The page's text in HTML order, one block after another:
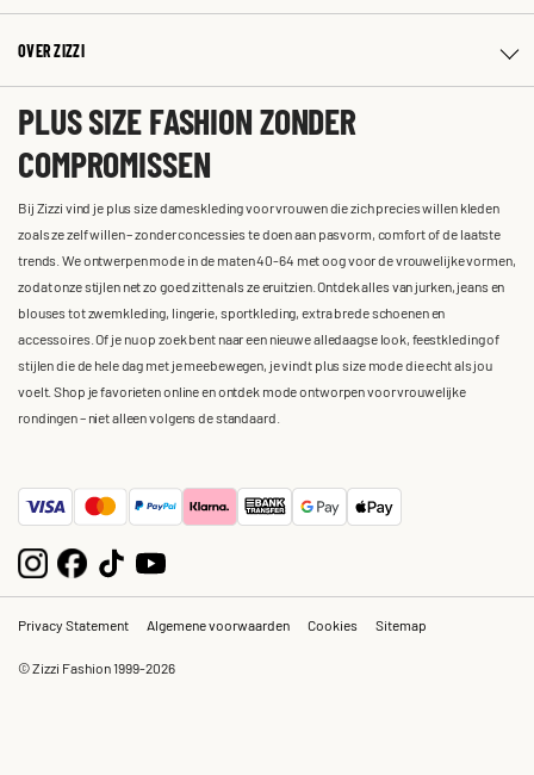
OVER ZIZZI
PLUS SIZE FASHION ZONDER
COMPROMISSEN
Bij Zizzi vind je plus size dameskleding voor vrouwen die zich precies willen kleden
zoals ze zelf willen – zonder concessies te doen aan pasvorm, comfort of de laatste
trends. We ontwerpen mode in de maten 40-64 met oog voor de vrouwelijke vormen,
zodat onze stijlen net zo goed zitten als ze eruitzien. Ontdek alles van jurken, jeans en
blouses tot zwemkleding, lingerie, sportkleding, extra brede schoenen en
accessoires. Of je nu op zoek bent naar een nieuwe alledaagse look, feestkleding of
stijlen die de hele dag met je meebewegen, je vindt plus size mode die echt als jou
voelt. Shop je favorieten online en ontdek mode ontworpen voor vrouwelijke
rondingen – niet alleen volgens de standaard.
Privacy Statement Algemene voorwaarden Cookies Sitemap
© Zizzi Fashion 1999-2026